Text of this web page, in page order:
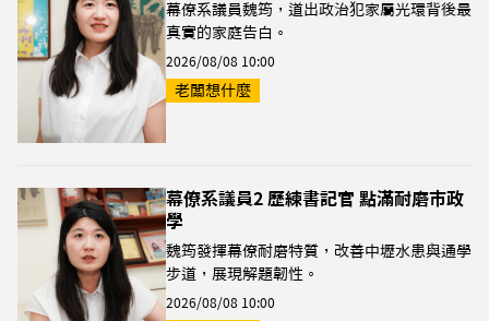
幕僚系議員魏筠，道出政治犯家屬光環背後最
真實的家庭告白。
2026/08/08 10:00
老闆想什麼
幕僚系議員2 歷練書記官 點滿耐磨市政
學
魏筠發揮幕僚耐磨特質，改善中壢水患與通學
步道，展現解題韌性。
2026/08/08 10:00